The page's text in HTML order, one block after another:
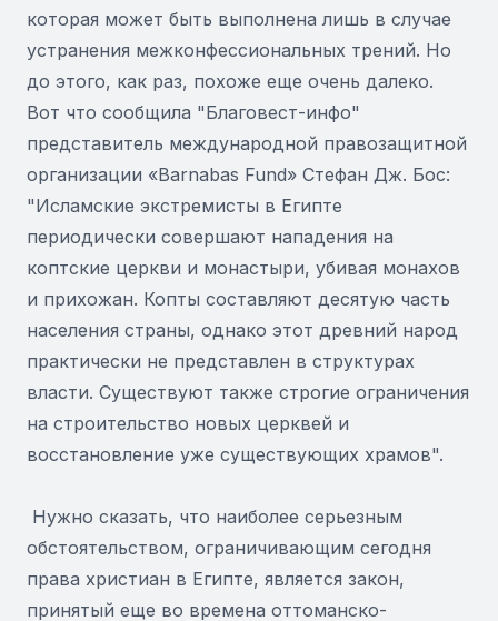
которая может быть выполнена лишь в случае
устранения межконфессиональных трений. Но
до этого, как раз, похоже еще очень далеко.
Вот что сообщила "Благовест-инфо"
представитель международной правозащитной
организации «Barnabas Fund» Стефан Дж. Бос:
"Исламские экстремисты в Египте
периодически совершают нападения на
коптские церкви и монастыри, убивая монахов
и прихожан. Копты составляют десятую часть
населения страны, однако этот древний народ
практически не представлен в структурах
власти. Существуют также строгие ограничения
на строительство новых церквей и
восстановление уже существующих храмов".
Нужно сказать, что наиболее серьезным
обстоятельством, ограничивающим сегодня
права христиан в Египте, является закон,
принятый еще во времена оттоманско-